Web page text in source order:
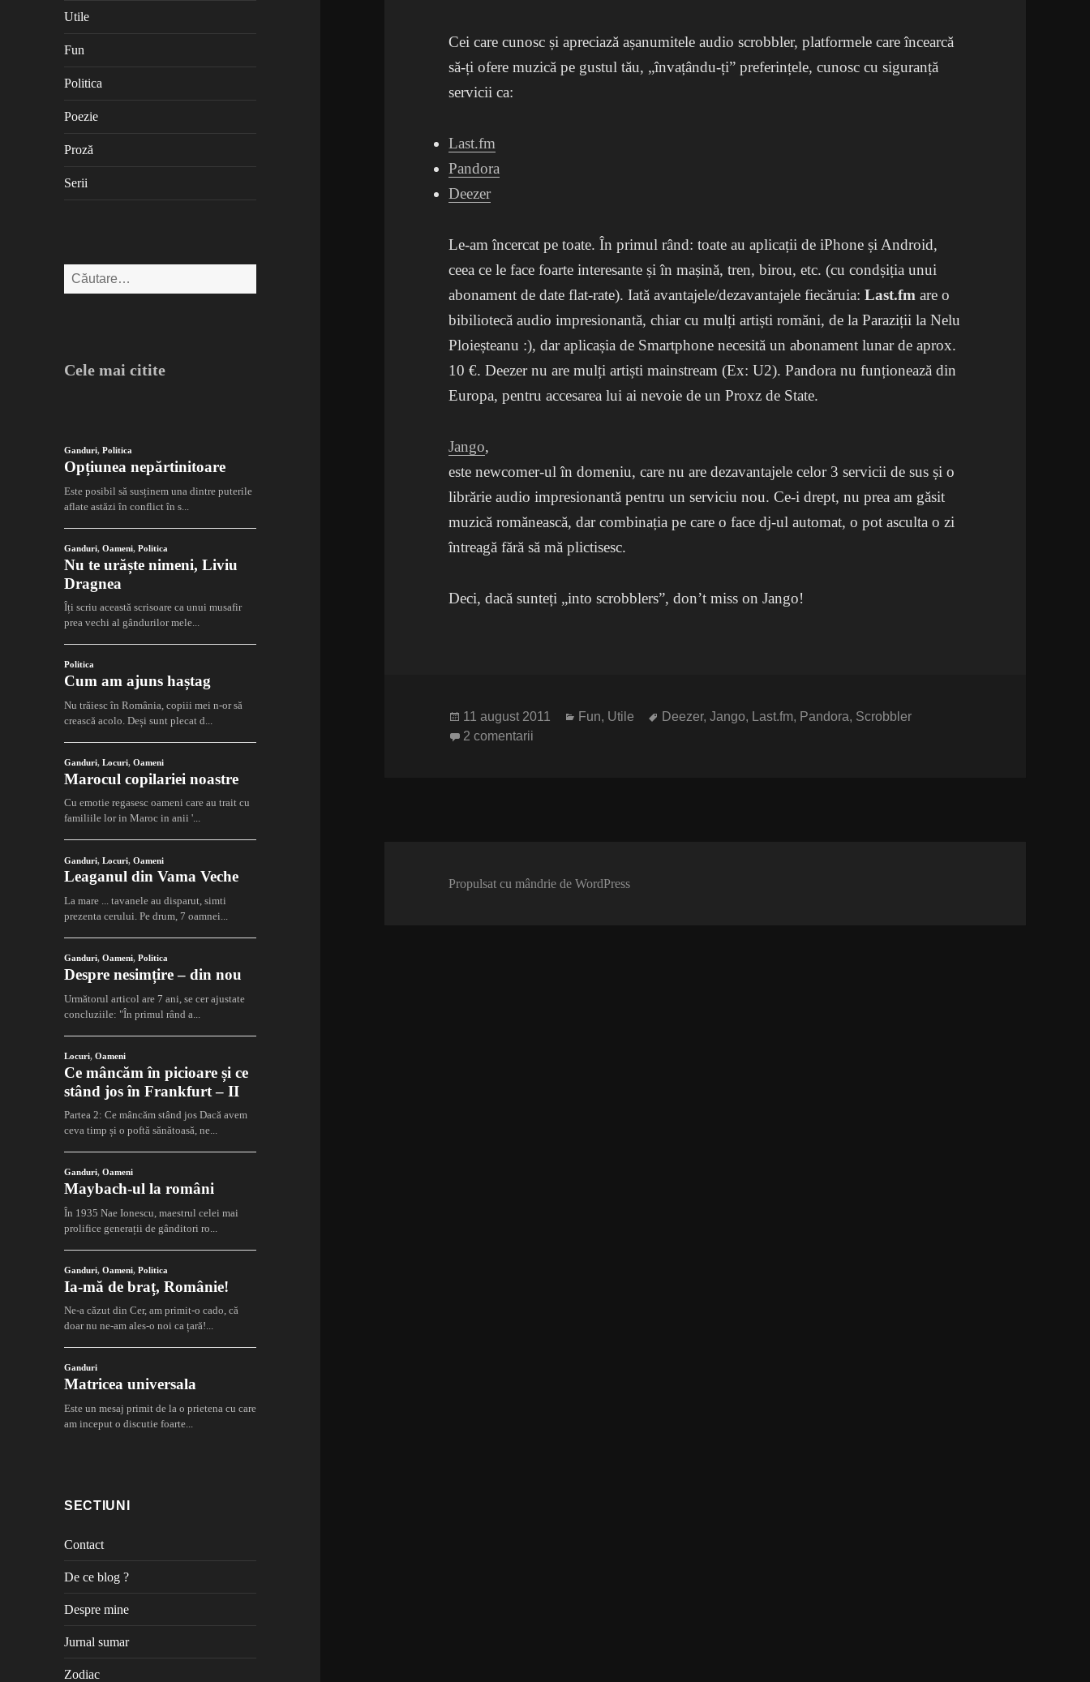
Utile
Fun
Politica
Poezie
Proză
Serii
Caută
după:
Cele mai citite
SECTIUNI
Contact
De ce blog ?
Despre mine
Jurnal sumar
Zodiac
Cei care cunosc și apreciază așanumitele audio scrobbler, platformele care încearcă
să-ți ofere muzică pe gustul tău, „învațându-ți” preferințele, cunosc cu siguranță
servicii ca:
Last.fm
Pandora
Deezer
Le-am încercat pe toate. În primul rând: toate au aplicații de iPhone și Android,
ceea ce le face foarte interesante și în mașină, tren, birou, etc. (cu condșiția unui
abonament de date flat-rate). Iată avantajele/dezavantajele fiecăruia:Last.fm are o
bibiliotecă audio impresionantă, chiar cu mulți artiști romăni, de la Paraziții la Nelu
Ploieșteanu :), dar aplicașia de Smartphone necesită un abonament lunar de aprox.
10 €. Deezer nu are mulți artiști mainstream (Ex: U2). Pandora nu funționează din
Europa, pentru accesarea lui ai nevoie de un Proxz de State.
Jango,
este newcomer-ul în domeniu, care nu are dezavantajele celor 3 servicii de sus și o
librărie audio impresionantă pentru un serviciu nou. Ce-i drept, nu prea am găsit
muzică romănească, dar combinația pe care o face dj-ul automat, o pot asculta o zi
întreagă fără să mă plictisesc.
Deci, dacă sunteți „into scrobblers”, don’t miss on Jango!
Publicat
pe
11 august 2011 Categorii
Fun, Utile Etichete
Deezer,Jango, Last.fm, Pandora, Scrobbler
2 comentarii
Propulsat cu mândrie de WordPress